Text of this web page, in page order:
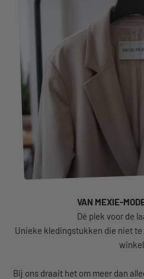
VAN MEXIE-
Unieke kledingstukken die niet
winkel.
Bij ons draait het om meer dan